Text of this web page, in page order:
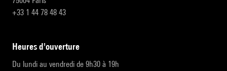
+33 1 44 78 48 43
heures d'ouverture
Du lundi au vendredi de 9h30 à 19h